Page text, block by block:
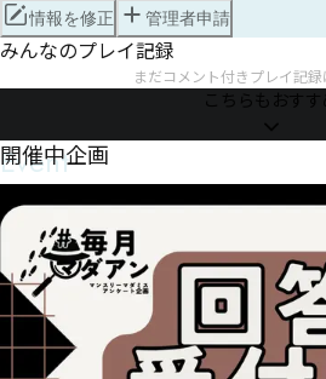
情報を修正 管理者申請
みんなのプレイ記録
まだコメント付きプレイ記
こちらもおすす
Event
開催中企画